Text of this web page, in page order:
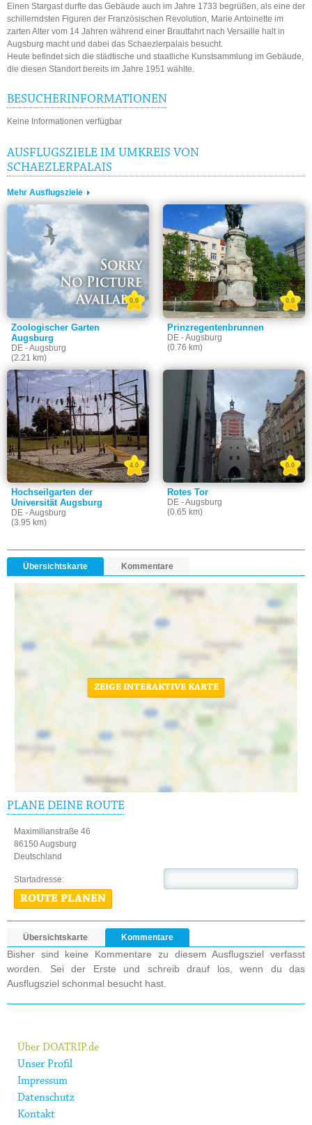
Einen Stargast durfte das Gebäude auch im Jahre 1733 begrüßen, als eine der
schillerndsten Figuren der Französischen Revolution, Marie Antoinette im
zarten Alter vom 14 Jahren während einer Brautfahrt nach Versaille halt in
Augsburg macht und dabei das Schaezlerpalais besucht.
Heute befindet sich die städtische und staatliche Kunstsammlung im Gebäude,
die diesen Standort bereits im Jahre 1951 wählte.
BESUCHERINFORMATIONEN
Keine Informationen verfügbar
AUSFLUGSZIELE IM UMKREIS VON
SCHAEZLERPALAIS
Mehr Ausflugsziele
Zoologischer Garten
Augsburg
DE - Augsburg
(2.21 km)
0.0
Prinzregentenbrunnen
DE - Augsburg
(0.76 km)
0.0
Hochseilgarten der
Universität Augsburg
DE - Augsburg
(3.95 km)
4.0
Rotes Tor
DE - Augsburg
(0.65 km)
0.0
Übersichtskarte Kommentare
ZEIGE INTERAKTIVE KARTE
PLANE DEINE ROUTE
Maximilianstraße 46
86150 Augsburg
Deutschland
Startadresse:
ROUTE PLANEN
Übersichtskarte Kommentare
Bisher sind keine Kommentare zu diesem Ausflugsziel verfasst
worden. Sei der Erste und schreib drauf los, wenn du das
Ausflugsziel schonmal besucht hast.
Über DOATRIP.de
Unser Profil
Impressum
Datenschutz
Kontakt